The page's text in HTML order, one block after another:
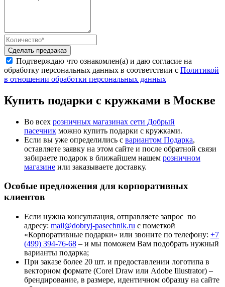
Сделать предзаказ
Подтверждаю что ознакомлен(а) и даю согласие на
обработку персональных данных в соответствии с Политикой
в отношении обработки персональных данных
Купить подарки с кружками в Москве
Во всех розничных магазинах сети Добрый
пасечник можно купить подарки с кружками.
Если вы уже определились с вариантом Подарка,
оставляете заявку на этом сайте и после обратной связи
забираете подарок в ближайшем нашем розничном
магазине или заказываете доставку.
Особые предложения для корпоративных
клиентов
Если нужна консультация, отправляете запрос по
адресу: mail@dobryj-pasechnik.ru с пометкой
«Корпоративные подарки» или звоните по телефону: +7
(499) 394-76-68 – и мы поможем Вам подобрать нужный
варианты подарка;
При заказе более 20 шт. и предоставлении логотипа в
векторном формате (Corel Draw или Adobe Illustrator) –
брендирование, в размере, идентичном образцу на сайте